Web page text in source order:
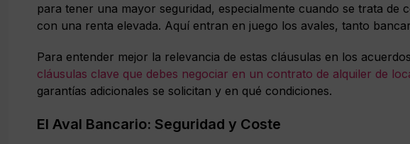
para tener una mayor seguridad, especialmente cuando se trata de
con una renta elevada. Aquí entran en juego los avales, tanto
Para entender mejor la relevancia de estas cláusulas en los
cláusulas clave que debes negociar en un contrato de alquiler de
garantías adicionales se solicitan y en qué condiciones.
El Aval Bancario: Seguridad y Coste